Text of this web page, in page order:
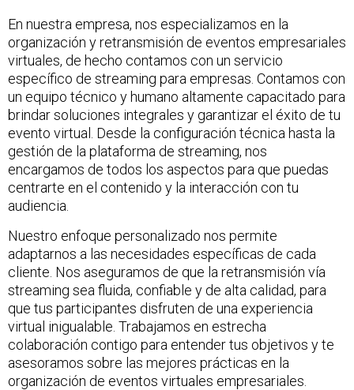
En nuestra empresa, nos especializamos en la
organización y retransmisión de eventos empresariales
virtuales, de hecho contamos con un servicio
específico de streaming para empresas . Contamos con
un equipo técnico y humano altamente capacitado para
brindar soluciones integrales y garantizar el éxito de tu
evento virtual. Desde la configuración técnica hasta la
gestión de la plataforma de streaming, nos
encargamos de todos los aspectos para que puedas
centrarte en el contenido y la interacción con tu
audiencia.
Nuestro enfoque personalizado nos permite
adaptarnos a las necesidades específicas de cada
cliente. Nos aseguramos de que la retransmisión vía
streaming sea fluida, confiable y de alta calidad, para
que tus participantes disfruten de una experiencia
virtual inigualable. Trabajamos en estrecha
colaboración contigo para entender tus objetivos y te
asesoramos sobre las mejores prácticas en la
organización de eventos virtuales empresariales.